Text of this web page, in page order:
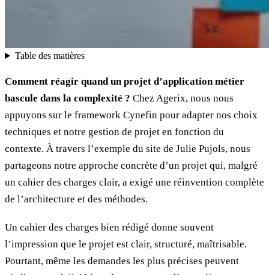
Table des matières
Comment réagir quand un projet d’application métier
bascule dans la complexité ? Chez Agerix, nous nous
appuyons sur le framework Cynefin pour adapter nos choix
techniques et notre gestion de projet en fonction du
contexte. À travers l’exemple du site de Julie Pujols, nous
partageons notre approche concrète d’un projet qui, malgré
un cahier des charges clair, a exigé une réinvention complète
de l’architecture et des méthodes.
Un cahier des charges bien rédigé donne souvent
l’impression que le projet est clair, structuré, maîtrisable.
Pourtant, même les demandes les plus précises peuvent